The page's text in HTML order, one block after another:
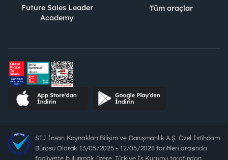
Future Sales Leader
Academy
Tüm araçlar
STJ İnsan Kaynakları Bilişim ve Danışmanlık A.Ş. Özel İstihdam
Bürosu Olarak 13/05/2025 - 12/05/2028 tarihleri arasında
faaliyette bulunmak üzere, Türkiye İş Kurumu tarafından